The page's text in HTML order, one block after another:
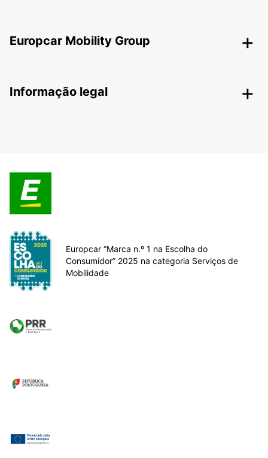
Europcar Mobility Group
Informação legal
Europcar “Marca n.º 1 na Escolha do
Consumidor” 2025 na categoria Serviços de
Mobilidade